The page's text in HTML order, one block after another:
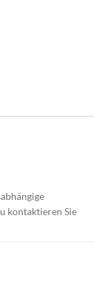
kontaktieren Sie